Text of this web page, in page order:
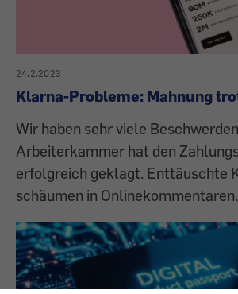
24.2.2023
Klarna-Probleme: Mahnung
Wir haben sehr viele
Arbeiterkammer hat den
erfolgreich geklagt. Enttäuschte
schäumen in Onlinekommentaren.